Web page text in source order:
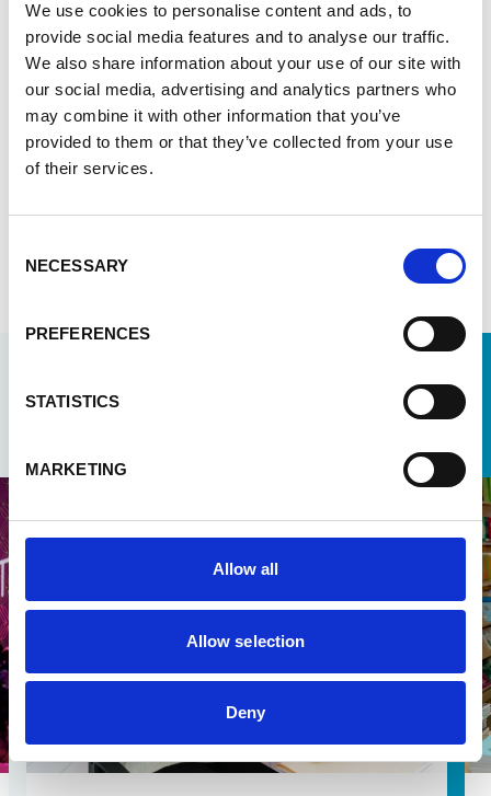
We use cookies to personalise content and ads, to
provide social media features and to analyse our traffic.
We also share information about your use of our site with
our social media, advertising and analytics partners who
may combine it with other information that you’ve
provided to them or that they’ve collected from your use
of their services.
Selection
NECESSARY
PREFERENCES
STATISTICS
MARKETING
Allow all
Allow selection
Deny
raken met AI in het onderwijs en dat de experts
van VIVES een grondig inzicht krijgen in de
lokale context en de digitale uitdagingen. In
augustus 2025 reisden leerkrachten van VIVES
al naar Oeganda en Tanzania om deze
integratie van AI in onderwijs op te starten.
Meer over ons werk in Oekraïne
Nieuws